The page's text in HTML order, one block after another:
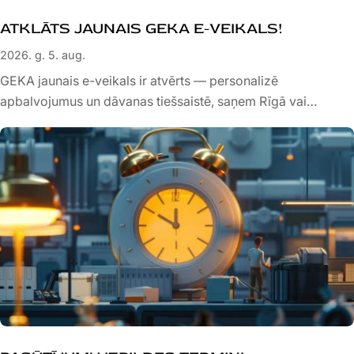
ATKLĀTS JAUNAIS GEKA E-VEIKALS!
2026. g. 5. aug.
GEKA jaunais e-veikals ir atvērts — personalizē
apbalvojumus un dāvanas tiešsaistē, saņem Rīgā vai